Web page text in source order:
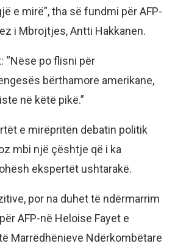
e mirë”, tha së fundmi për AFP-
i Mbrojtjes, Antti Hakkanen.
“Nëse po flisni për
bërthamore amerikane,
në këtë pikë.”
e mirëpritën debatin politik
mbi një çështje që i ka
ekspertët ushtarakë.
por na duhet të ndërmarrim
AFP-në Heloise Fayet e
Marrëdhënieve Ndërkombëtare